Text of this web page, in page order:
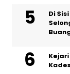
Di